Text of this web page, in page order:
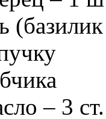
– 3